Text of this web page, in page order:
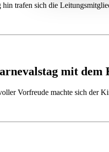
trafen sich die
mit dem
Vorfreude machte sich der